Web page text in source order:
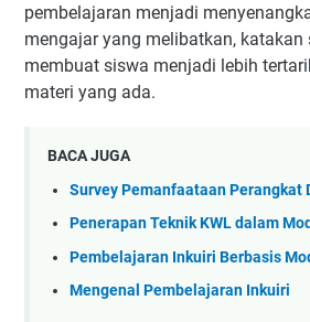
pembelajaran menjadi
mengajar yang melibatkan, katakan
membuat siswa menjadi lebih
materi yang ada.
BACA JUGA
Survey Pemanfaataan Perangkat
Penerapan Teknik KWL dalam
Pembelajaran Inkuiri Berbasis
Mengenal Pembelajaran Inkuiri